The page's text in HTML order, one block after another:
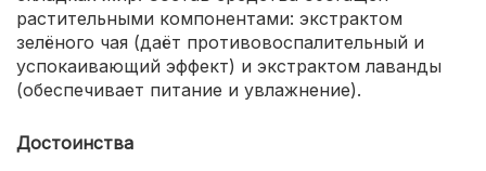
растительными компонентами: экстрактом
зелёного чая (даёт противовоспалительный и
успокаивающий эффект) и экстрактом лаванды
(обеспечивает питание и увлажнение).
Достоинства